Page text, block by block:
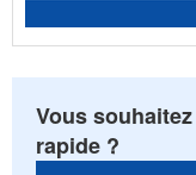
Vous
rapide ?